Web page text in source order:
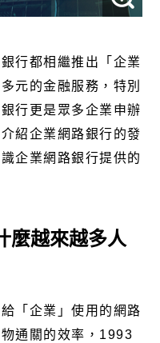
行都相繼推出「企業
元的金融服務，特別
行更是眾多企業申辦
紹企業網路銀行的發
企業網路銀行提供的
麼越來越多人
「企業」使用的網路
通關的效率，1993